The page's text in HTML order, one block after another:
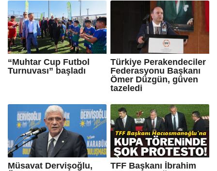
“Muhtar Cup Futbol
Turnuvası” başladı
Türkiye Perakendeciler
Federasyonu Başkanı
Ömer Düzgün, güven
tazeledi
Müsavat Dervişoğlu,
TFF Başkanı İbrahim